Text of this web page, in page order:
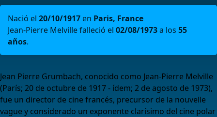
Nació el 20/10/1917 en Paris, France
Jean-Pierre Melville falleció el 02/08/1973a los 55
años.
Jean Pierre Grumbach, conocido como Jean-Pierre Melville
(París; 20 de octubre de 1917 - ídem; 2 de agosto de 1973),
fue un director de cine francés, precursor de la nouvelle
vague y considerado un exponente clarísimo del cine polar